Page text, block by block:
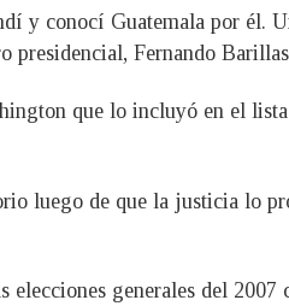
y conocí Guatemala por él.
presidencial, Fernando
que lo incluyó en el
luego de que la justicia lo
elecciones generales del